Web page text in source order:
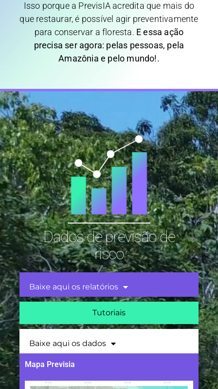
Isso porque a PrevisIA acredita que mais do
que restaurar, é possível agir preventivamente
para conservar a floresta. E essa ação
precisa ser agora: pelas pessoas, pela
Amazônia e pelo mundo!.
Dados de previsão de
risco
Baixe aqui os relatórios
Tutoriais
Baixe aqui os dados
Mapa Previsia